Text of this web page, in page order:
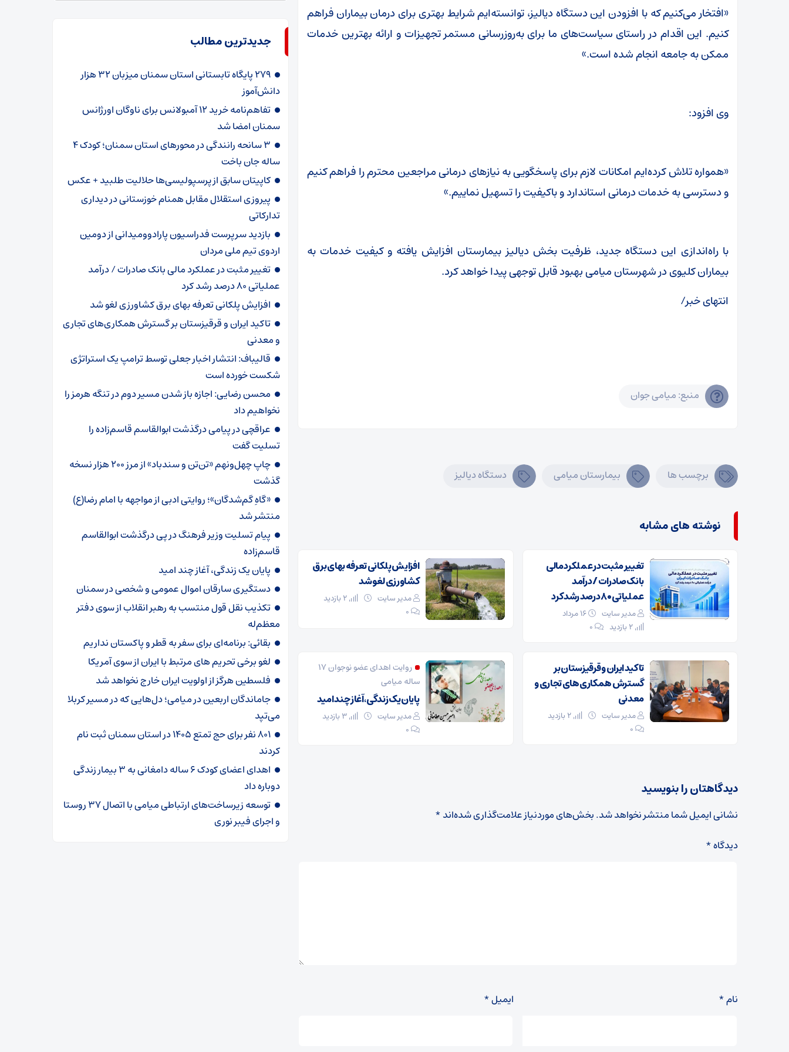
«افتخار می‌کنیم که با افزودن این دستگاه دیالیز، توانسته‌ایم شرایط بهتری برای درمان بیماران فراهم
کنیم. این اقدام در راستای سیاست‌های ما برای به‌روزرسانی مستمر تجهیزات و ارائه بهترین خدمات
ممکن به جامعه انجام شده است.»
وی افزود:
«همواره تلاش کرده‌ایم امکانات لازم برای پاسخگویی به نیازهای درمانی مراجعین محترم را فراهم کنیم
و دسترسی به خدمات درمانی استاندارد و باکیفیت را تسهیل نماییم.»
با راه‌اندازی این دستگاه جدید، ظرفیت بخش دیالیز بیمارستان افزایش یافته و کیفیت خدمات به
بیماران کلیوی در شهرستان میامی بهبود قابل توجهی پیدا خواهد کرد.
انتهای خبر/
منبع: میامی جوان
برچسب ها بیمارستان میامی دستگاه دیالیز
نوشته های مشابه
تغییر مثبت در عملکرد مالی
بانک صادرات / درآمد
عملیاتی ۸۰ درصد رشد کرد
مدیر سایت
۰
افزایش پلکانی تعرفه بهای برق
کشاورزی لغو شد
مدیر سایت
2 بازدید
۰
تاکید ایران و قرقیزستان بر
گسترش همکاری‌های تجاری و
معدنی
مدیر سایت
۰
روایت اهدای عضو نوجوان ۱۷
ساله میامی
پایان یک زندگی، آغاز چند امید
مدیر سایت
3 بازدید
۰
دیدگاهتان را بنویسید
نشانی ایمیل شما منتشر نخواهد شد.بخش‌های موردنیاز علامت‌گذاری شده‌اند*
دیدگاه*
نام* ایمیل*
جدیدترین مطالب
۲۷۹ پایگاه تابستانی استان سمنان میزبان ۳۲ هزار
دانش‌آموز
تفاهم‌نامه خرید ۱۲ آمبولانس برای ناوگان اورژانس
سمنان امضا شد
۳ سانحه رانندگی در محورهای استان سمنان؛ کودک ۴
ساله جان باخت
کاپیتان سابق از پرسپولیسی‌ها حلالیت طلبید + عکس
پیروزی استقلال مقابل همنام خوزستانی در دیداری
تدارکاتی
بازدید سرپرست فدراسیون پارادوومیدانی از دومین
اردوی تیم ملی مردان
تغییر مثبت در عملکرد مالی بانک صادرات / درآمد
عملیاتی ۸۰ درصد رشد کرد
افزایش پلکانی تعرفه بهای برق کشاورزی لغو شد
تاکید ایران و قرقیزستان بر گسترش همکاری‌های تجاری
و معدنی
قالیباف: انتشار اخبار جعلی توسط ترامپ یک استراتژی
شکست خورده است
محسن رضایی: اجازه باز شدن مسیر دوم در تنگه هرمز را
نخواهیم داد
عراقچی در پیامی درگذشت ابوالقاسم قاسم‌زاده را
تسلیت گفت
چاپ چهل‌ونهم «تن‌تن و سندباد» از مرز ۲۰۰ هزار نسخه
گذشت
«گاهِ گم‌شدگان»؛ روایتی ادبی از مواجهه با امام رضا(ع)
منتشر شد
پیام تسلیت وزیر فرهنگ در پی درگذشت ابوالقاسم
قاسم‌زاده
پایان یک زندگی، آغاز چند امید
دستگیری سارقان اموال عمومی و شخصی در سمنان
تکذیب نقل قول منتسب به رهبر انقلاب از سوی دفتر
معظم‌له
بقائی: برنامه‌ای برای سفر به قطر و پاکستان نداریم
لغو برخی تحریم های مرتبط با ایران از سوی آمریکا
فلسطین هرگز از اولویت ایران خارج نخواهد شد
جاماندگان اربعین در میامی؛ دل‌هایی که در مسیر کربلا
می‌تپد
۸۰۱ نفر برای حج تمتع ۱۴۰۵ در استان سمنان ثبت نام
کردند
اهدای اعضای کودک ۶ ساله دامغانی به ۳ بیمار زندگی
دوباره داد
توسعه زیرساخت‌های ارتباطی میامی با اتصال ۳۷ روستا
و اجرای فیبر نوری